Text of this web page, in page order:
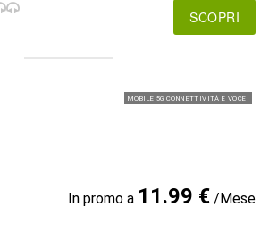
SCOPRI
MOBILE 5G CONNETTIVITÀ E VOCE
In promo a 11.99 €/Mese